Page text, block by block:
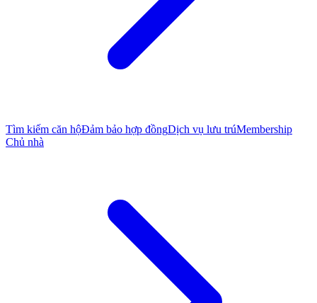
Tìm kiếm căn hộĐảm bảo hợp đồngDịch vụ lưu trúMembership
Chủ nhà